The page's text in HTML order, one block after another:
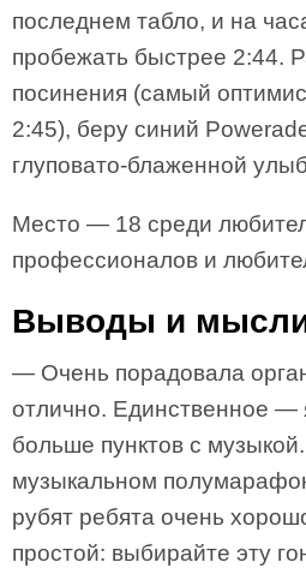
последнем табло, и на
пробежать быстрее 2:44.
посинения (самый
2:45), беру синий
глуповато-блаженной
Место — 18 среди
профессионалов и
Выводы и
— Очень порадовала
отлично. Единственное —
больше пунктов с
музыкальном
рубят ребята очень
простой: выбирайте эту